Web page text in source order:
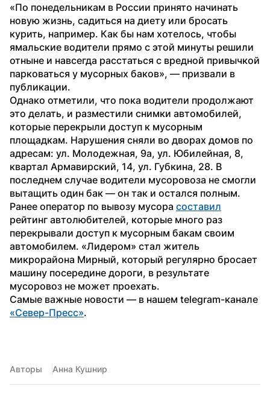
«По понедельникам в России принято начинать
новую жизнь, садиться на диету или бросать
курить, например. Как бы нам хотелось, чтобы
ямальские водители прямо с этой минуты решили
отныне и навсегда расстаться с вредной привычкой
парковаться у мусорных баков», — призвали в
публикации.
Однако отметили, что пока водители продолжают
это делать, и разместили снимки автомобилей,
которые перекрыли доступ к мусорным
площадкам. Нарушения сняли во дворах домов по
адресам: ул. Молодежная, 9а, ул. Юбилейная, 8,
квартал Армавирский, 14, ул. Губкина, 28. В
последнем случае водители мусоровоза не смогли
вытащить один бак — он так и остался полным.
Ранее оператор по вывозу мусора составил
рейтинг автолюбителей, которые много раз
перекрывали доступ к мусорным бакам своим
автомобилем. «Лидером» стал житель
микрорайона Мирный, который регулярно бросает
машину посередине дороги, в результате
мусоровоз не может проехать.
«Север-Пресс».
Авторы Анна Кушнир